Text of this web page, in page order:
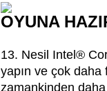
OYUNA
13. Nesil Intel®
yapın ve çok daha
zamankinden